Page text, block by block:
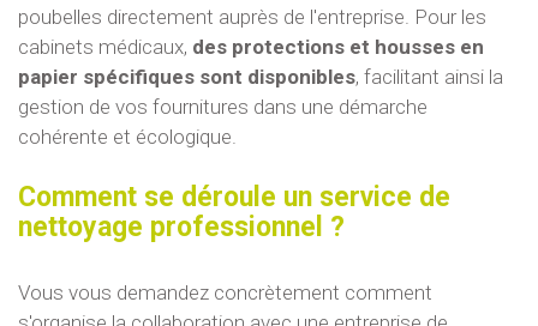
poubelles directement auprès de l'entreprise. Pour les
cabinets médicaux, des protections et housses en
papier spécifiques sont disponibles, facilitant ainsi la
gestion de vos fournitures dans une démarche
cohérente et écologique.
Comment se déroule un service de
nettoyage professionnel ?
Vous vous demandez concrètement comment